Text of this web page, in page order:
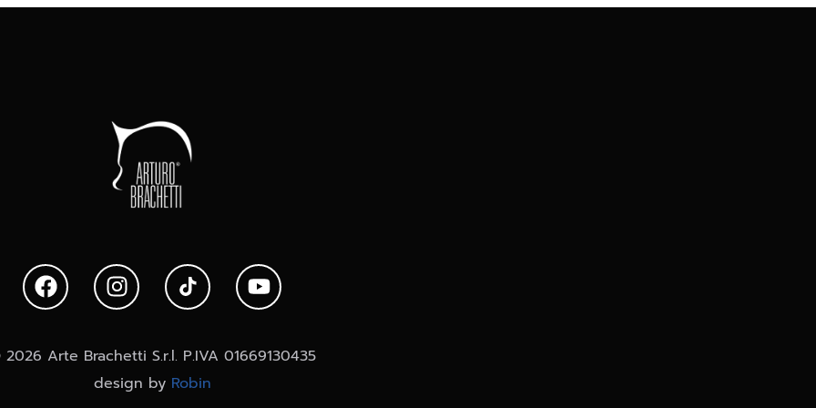
Arte Brachetti S.r.l. P.IVA 01669130435
design by Robin